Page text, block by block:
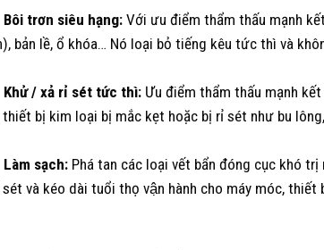
Bôi trơn siêu hạng: Với ưu điểm thẩm thấu mạnh
bản lề, ổ khóa… Nó loại bỏ tiếng kêu tức thì và
Khử / xả rỉ sét tức thì: Ưu điểm thẩm thấu mạnh
bị kim loại bị mắc kẹt hoặc bị rỉ sét như bu
Làm sạch: Phá tan các loại vết bẩn đóng cục khó
và kéo dài tuổi thọ vận hành cho máy móc, thiết